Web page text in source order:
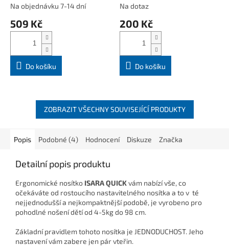
Na objednávku 7-14 dní
509 Kč
Do košíku
Na dotaz
200 Kč
Do košíku
ZOBRAZIT VŠECHNY SOUVISEJÍCÍ PRODUKTY
Popis Podobné (4) Hodnocení Diskuze Značka
Detailní popis produktu
Ergonomické nosítko ISARA QUICKvám nabízí vše, co
očekáváte od rostoucího nastavitelného nosítka a to v té
nejjednodušší a nejkompaktnější podobě, je vyrobeno pro
pohodlné nošení dětí od 4-5kg do 98 cm.
Základní pravidlem tohoto nosítka je JEDNODUCHOST. Jeho
nastavení vám zabere jen pár vteřin.